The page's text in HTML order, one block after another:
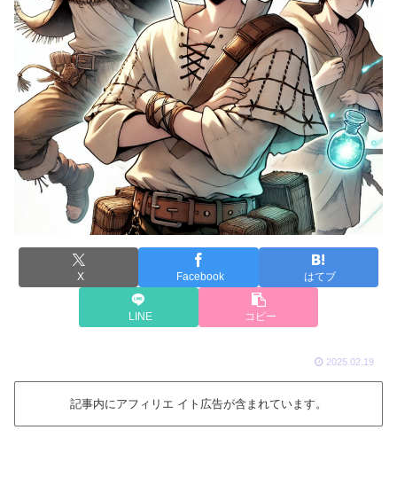
X Facebook はてブ
LINE コピー
2025.02.19
記事内にアフィリエ イト広告が含まれています。